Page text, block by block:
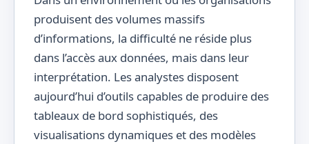
produisent des volumes massifs
d’informations, la difficulté ne réside plus
dans l’accès aux données, mais dans leur
interprétation. Les analystes disposent
aujourd’hui d’outils capables de produire des
tableaux de bord sophistiqués, des
visualisations dynamiques et des modèles